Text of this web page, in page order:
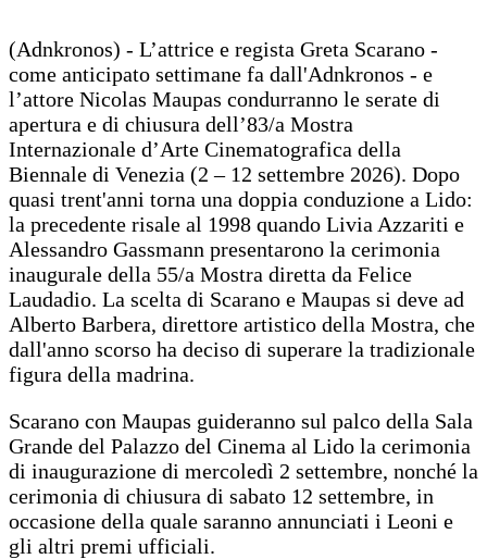
(Adnkronos) - L’attrice e regista Greta Scarano -
come anticipato settimane fa dall'Adnkronos - e
l’attore Nicolas Maupas condurranno le serate di
apertura e di chiusura dell’83/a Mostra
Internazionale d’Arte Cinematografica della
Biennale di Venezia (2 – 12 settembre 2026). Dopo
quasi trent'anni torna una doppia conduzione a Lido:
la precedente risale al 1998 quando Livia Azzariti e
Alessandro Gassmann presentarono la cerimonia
inaugurale della 55/a Mostra diretta da Felice
Laudadio. La scelta di Scarano e Maupas si deve ad
Alberto Barbera, direttore artistico della Mostra, che
dall'anno scorso ha deciso di superare la tradizionale
figura della madrina.
Scarano con Maupas guideranno sul palco della Sala
Grande del Palazzo del Cinema al Lido la cerimonia
di inaugurazione di mercoledì 2 settembre, nonché la
cerimonia di chiusura di sabato 12 settembre, in
occasione della quale saranno annunciati i Leoni e
gli altri premi ufficiali.